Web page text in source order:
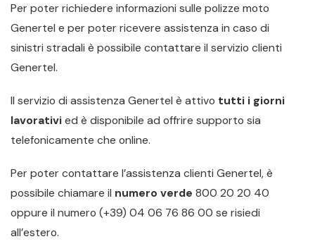
Per poter richiedere informazioni sulle polizze moto
Genertel e per poter ricevere assistenza in caso di
sinistri stradali è possibile contattare il servizio clienti
Genertel.
Il servizio di assistenza Genertel è attivo tutti i giorni
lavorativied è disponibile ad offrire supporto sia
telefonicamente che online.
Per poter contattare l’assistenza clienti Genertel, è
possibile chiamare il numero verde 800 20 20 40
oppure il numero (+39) 04 06 76 86 00 se risiedi
all’estero.